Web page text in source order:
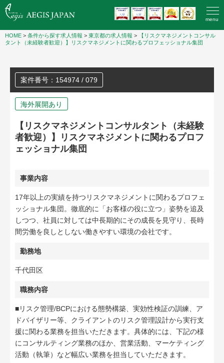
menu
HOME > 条件から探す求人情報 > 東京都の求人情報 >
【リスクマネジメントコンサル
タント（未経験者歓迎）】リスクマネジメントに関わるプロフェッショナル集団
案件番号：154974 / 079
海外展開あり
【リスクマネジメントコンサルタント（未経験
者歓迎）】リスクマネジメントに関わるプロフ
ェッショナル集団
事業内容
17年以上の実績を持つリスクマネジメントに関わるプロフェ
ッショナル集団。徹底的に「お客様の役に立つ」姿勢を追及
しつつ、社員に対しては中長期的にその成長を見守り、長時
間労働を良しとしない働きやすい環境の会社です。
勤務地
千代田区
職務内容
■リスク管理/BCPにおける態勢構築、実効性検証の訓練、ア
ドバイザリー等、クライアントのリスク管理設計から実行支
援に関わる業務を担当いただきます。具体的には、下記の様
にコンサルティング業務のほか、営業活動、マーケティング
活動（執筆）など幅広い業務を担当していただきます。